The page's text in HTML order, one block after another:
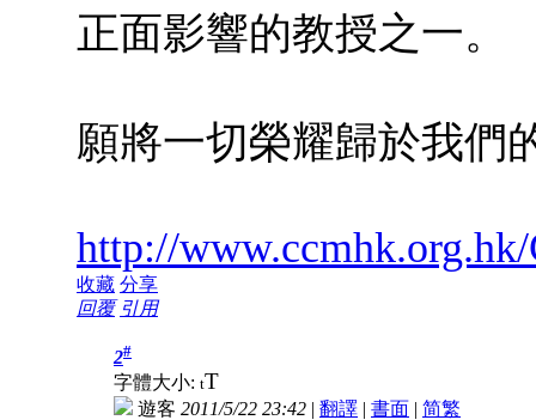
正面影響的教授之一。
願將一切榮耀歸於我們
http://
收藏 分享
回覆 引用
2#
字體大小: tT
遊客 2011/5/22 23:42 | 翻譯 | 書面 | 简繁